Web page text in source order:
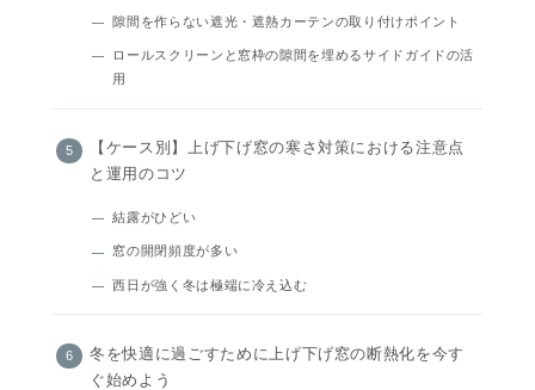
隙間を作らない遮光・遮熱カーテンの取り付けポイント
ロールスクリーンと窓枠の隙間を埋めるサイドガイドの活
用
【ケース別】上げ下げ窓の寒さ対策における注意点
と運用のコツ
結露がひどい
窓の開閉頻度が多い
西日が強く冬は極端に冷え込む
冬を快適に過ごすために上げ下げ窓の断熱化を今す
ぐ始めよう